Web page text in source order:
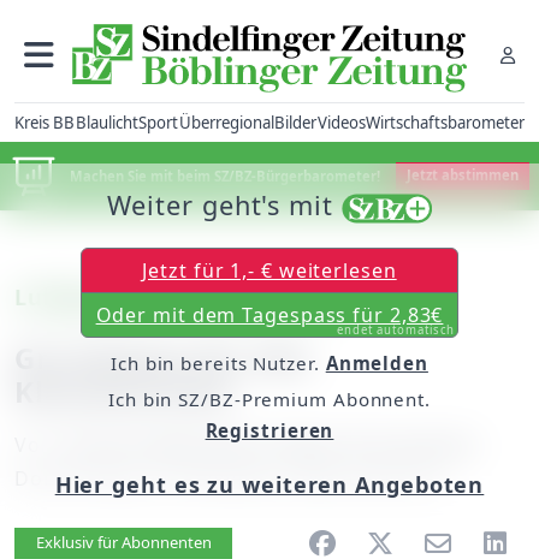
Kreis BBBlaulichtSportÜberregionalBilderVideosWirtschaftsbarometer
Machen Sie mit beim SZ/BZ-Bürgerbarometer! Jetzt abstimmen
Luftgewehr: SV Simmozheim
Grundstein für den
Klassenerhalt
unserem Mitarbeiter Albert M. Kraushaar
Donnerstag, 20. November 2008, 00:00 Uhr
Artikel vorlesen
Exklusiv für Abonnenten
Weiter geht's mit
Jetzt für 1,- € weiterlesen
Oder mit dem Tagespass für 2,83€
endet automatisch
Ich bin bereits Nutzer. Anmelden
Ich bin SZ/BZ-Premium Abonnent.
Registrieren
Hier geht es zu weiteren Angeboten